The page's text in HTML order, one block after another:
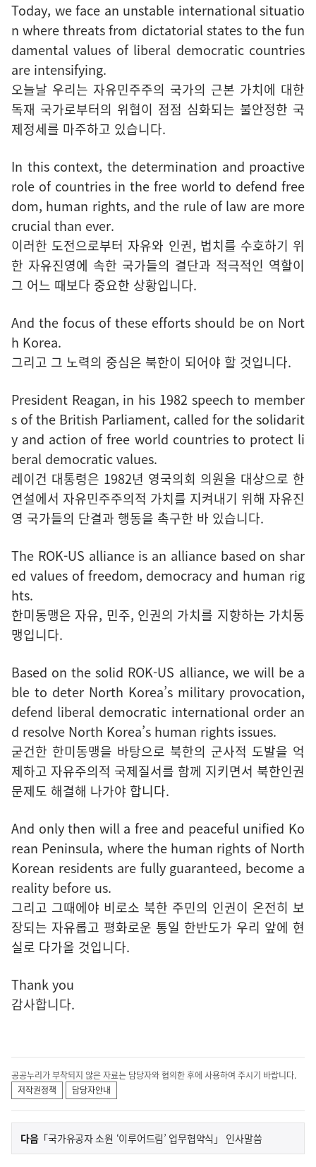
Today, we face an unstable international situatio
n where threats from dictatorial states to the fun
damental values of liberal democratic countries
are intensifying.
오늘날 우리는 자유민주주의 국가의 근본 가치에 대한
독재 국가로부터의 위협이 점점 심화되는 불안정한 국
제정세를 마주하고 있습니다.
In this context, the determination and proactive
role of countries in the free world to defend free
dom, human rights, and the rule of law are more
crucial than ever.
이러한 도전으로부터 자유와 인권, 법치를 수호하기 위
한 자유진영에 속한 국가들의 결단과 적극적인 역할이
그 어느 때보다 중요한 상황입니다.
And the focus of these efforts should be on Nort
h Korea.
그리고 그 노력의 중심은 북한이 되어야 할 것입니다.
President Reagan, in his 1982 speech to member
s of the British Parliament, called for the solidarit
y and action of free world countries to protect li
beral democratic values.
레이건 대통령은 1982년 영국의회 의원을 대상으로 한
연설에서 자유민주주의적 가치를 지켜내기 위해 자유진
영 국가들의 단결과 행동을 촉구한 바 있습니다.
The ROK-US alliance is an alliance based on shar
ed values of freedom, democracy and human rig
hts.
한미동맹은 자유, 민주, 인권의 가치를 지향하는 가치동
맹입니다.
Based on the solid ROK-US alliance, we will be a
ble to deter North Korea’s military provocation,
defend liberal democratic international order an
d resolve North Korea’s human rights issues.
굳건한 한미동맹을 바탕으로 북한의 군사적 도발을 억
제하고 자유주의적 국제질서를 함께 지키면서 북한인권
문제도 해결해 나가야 합니다.
And only then will a free and peaceful unified Ko
rean Peninsula, where the human rights of North
Korean residents are fully guaranteed, become a
reality before us.
그리고 그때에야 비로소 북한 주민의 인권이 온전히 보
장되는 자유롭고 평화로운 통일 한반도가 우리 앞에 현
실로 다가올 것입니다.
Thank you
감사합니다.
공공누리가 부착되지 않은 자료는 담당자와 협의한 후에 사용하여 주시기 바랍니다.
저작권정책
담당자안내
이
전
다음기
사
「국가유공자 소원 ‘이루어드림’ 업무협약식」 인사말씀